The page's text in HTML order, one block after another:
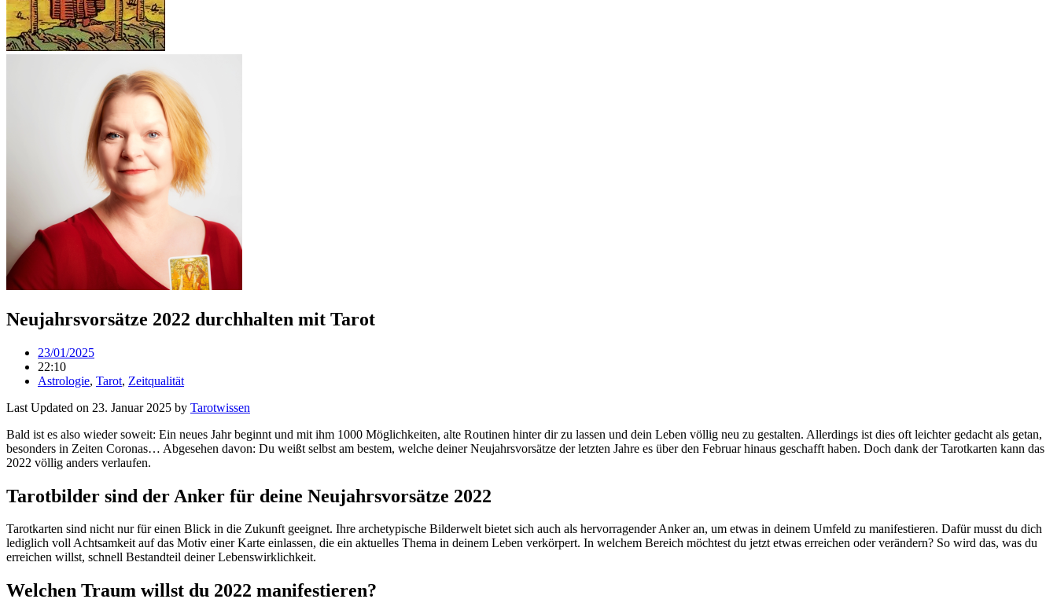
Neujahrsvorsätze 2022 durchhalten mit Tarot
23/01/2025
22:10
Astrologie, Tarot, Zeitqualität
Last Updated on 23. Januar 2025 by Tarot­wissen
Bald ist es also wieder soweit: Ein neues Jahr beginnt und mit ihm 1000 Mög­lich­keiten, alte Rou­tinen hinter dir zu lassen und dein Leben völlig neu zu gestalten. Aller­dings ist dies oft leichter gedacht als getan,
beson­ders in Zeiten Coronas… Abge­sehen davon: Du weißt selbst am bestem, welche deiner Neu­jahrs­vor­sätze der letzten Jahre es über den Februar hinaus geschafft haben. Doch dank der Tarot­karten kann das
2022 völlig anders verlaufen.
Tarotbilder sind der Anker für deine Neujahrsvorsätze 2022
Tarot­karten sind nicht nur für einen Blick in die Zukunft geeignet. Ihre arche­ty­pi­sche Bil­der­welt bietet sich auch als her­vor­ra­gender Anker an, um etwas in deinem Umfeld zu mani­fe­stieren. Dafür musst du dich
ledig­lich voll Acht­sam­keit auf das Motiv einer Karte ein­lassen, die ein aktu­elles Thema in deinem Leben ver­kör­pert. In wel­chem Bereich möch­test du jetzt etwas errei­chen oder ver­än­dern? So wird das, was du
errei­chen willst, schnell Bestand­teil deiner Lebenswirklichkeit.
Welchen Traum willst du 2022 manifestieren?